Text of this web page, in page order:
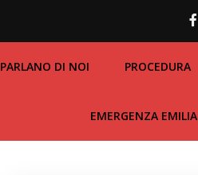
PARLANO DI NOI PROCEDURA
EMERGENZA